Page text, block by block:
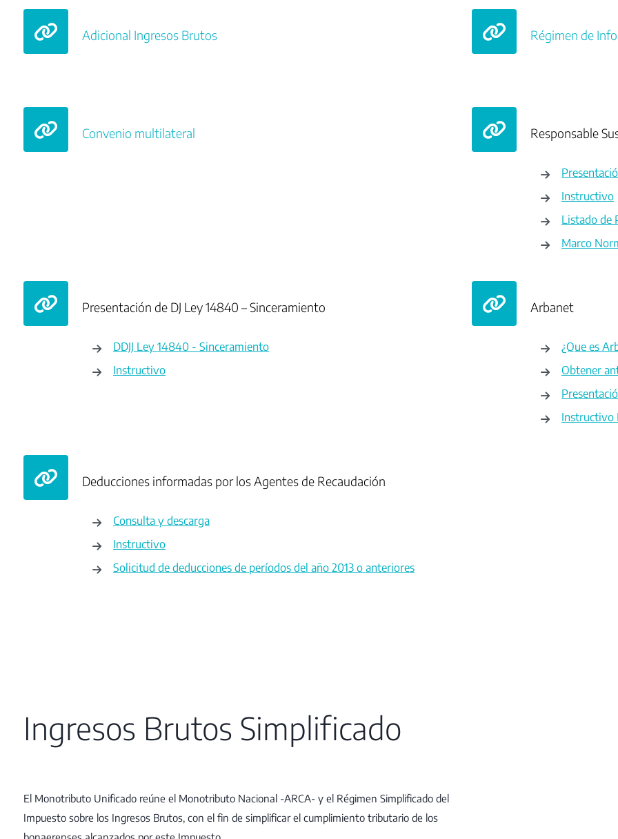
Adicional Ingresos Brutos Régimen de
Convenio multilateral Responsable
Instructivo
Listado de
Marco
Presentación de DJ Ley 14840 – Sinceramiento
DDJJ Ley 14840 - Sinceramiento
Instructivo
Arbanet
¿Que es
Obtener
Instructivo
Deducciones informadas por los Agentes de Recaudación
Consulta y descarga
Instructivo
Solicitud de deducciones de períodos del año 2013 o anteriores
Ingresos Brutos Simplificado
El Monotributo Unificado reúne el Monotributo Nacional -ARCA- y el Régimen Simplificado del
Impuesto sobre los Ingresos Brutos, con el fin de simplificar el cumplimiento tributario de los